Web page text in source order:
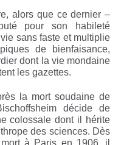
alors que ce dernier –
pour son habileté
sans faste et multiplie
de bienfaisance,
dont la vie mondaine
les gazettes.
la mort soudaine de
décide de
colossale dont il hérite
des sciences. Dès